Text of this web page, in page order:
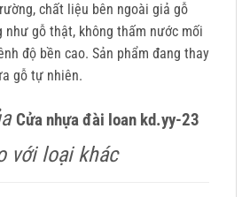
chất liệu bên ngoài giả gỗ
như gỗ thật, không thấm nước mối
độ bền cao. Sản phẩm đang thay
gỗ tự nhiên.
Cửa nhựa đài loan kd.yy-23
với loại khác